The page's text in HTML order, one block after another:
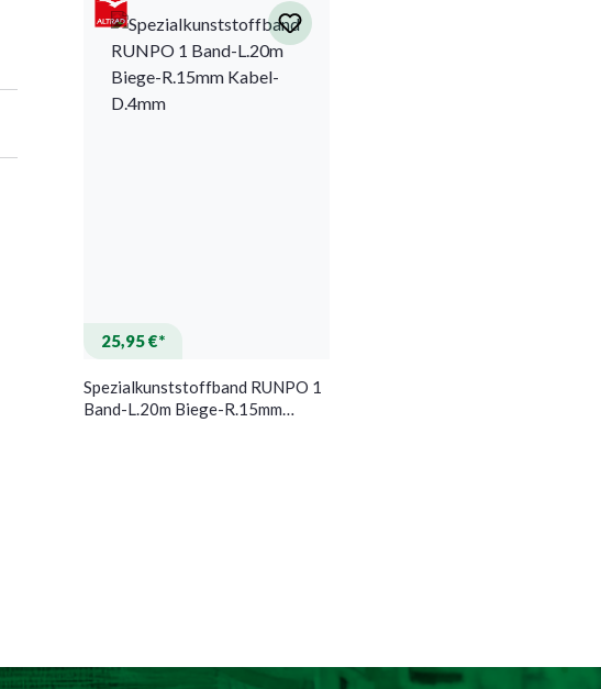
25,95 €*
Spezialkunststoffband RUNPO 1
Band-L.20m Biege-R.15mm